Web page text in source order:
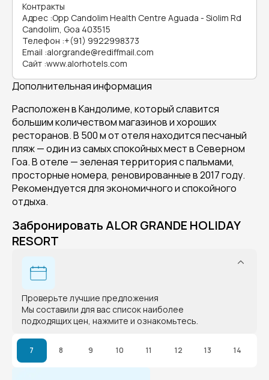
Контракты
Адрес :Opp Candolim Health Centre Aguada - Siolim Rd
Candolim, Goa 403515
Телефон :+(91) 9922998373
Email :alorgrande@rediffmail.com
Сайт :www.alorhotels.com
Дополнительная информация
Расположен в Кандолиме, который славится
большим количеством магазинов и хороших
ресторанов. В 500 м от отеля находится песчаный
пляж — один из самых спокойных мест в Северном
Гоа. В отеле — зеленая территория с пальмами,
просторные номера, реновированные в 2017 году.
Рекомендуется для экономичного и спокойного
отдыха.
Забронировать ALOR GRANDE HOLIDAY
RESORT
Проверьте лучшие предложения
Мы составили для вас список наиболее
подходящих цен, нажмите и ознакомьтесь.
7 8 9 10 11 12 13 14